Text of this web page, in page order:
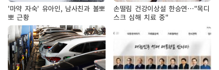
'마약 자숙' 유아인, 남사친과 볼뽀
뽀 근황
손떨림 건강이상설 한승연…"목디
스크 심해 치료 중"